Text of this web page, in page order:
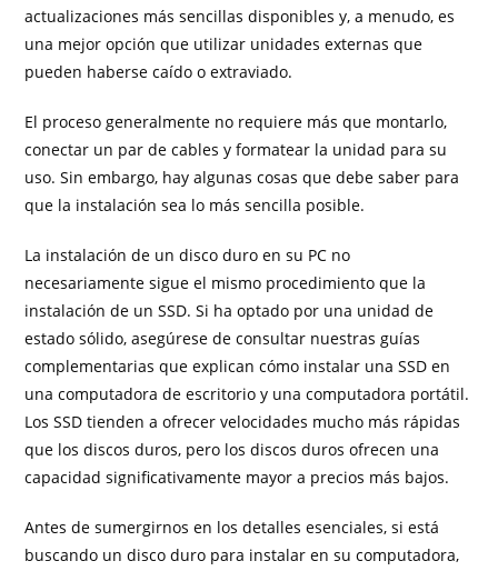
actualizaciones más sencillas disponibles y, a menudo, es
una mejor opción que utilizar unidades externas que
pueden haberse caído o extraviado.
El proceso generalmente no requiere más que montarlo,
conectar un par de cables y formatear la unidad para su
uso. Sin embargo, hay algunas cosas que debe saber para
que la instalación sea lo más sencilla posible.
La instalación de un disco duro en su PC no
necesariamente sigue el mismo procedimiento que la
instalación de un SSD. Si ha optado por una unidad de
estado sólido, asegúrese de consultar nuestras guías
complementarias que explican cómo instalar una SSD en
una computadora de escritorio y una computadora portátil.
Los SSD tienden a ofrecer velocidades mucho más rápidas
que los discos duros, pero los discos duros ofrecen una
capacidad significativamente mayor a precios más bajos.
Antes de sumergirnos en los detalles esenciales, si está
buscando un disco duro para instalar en su computadora,